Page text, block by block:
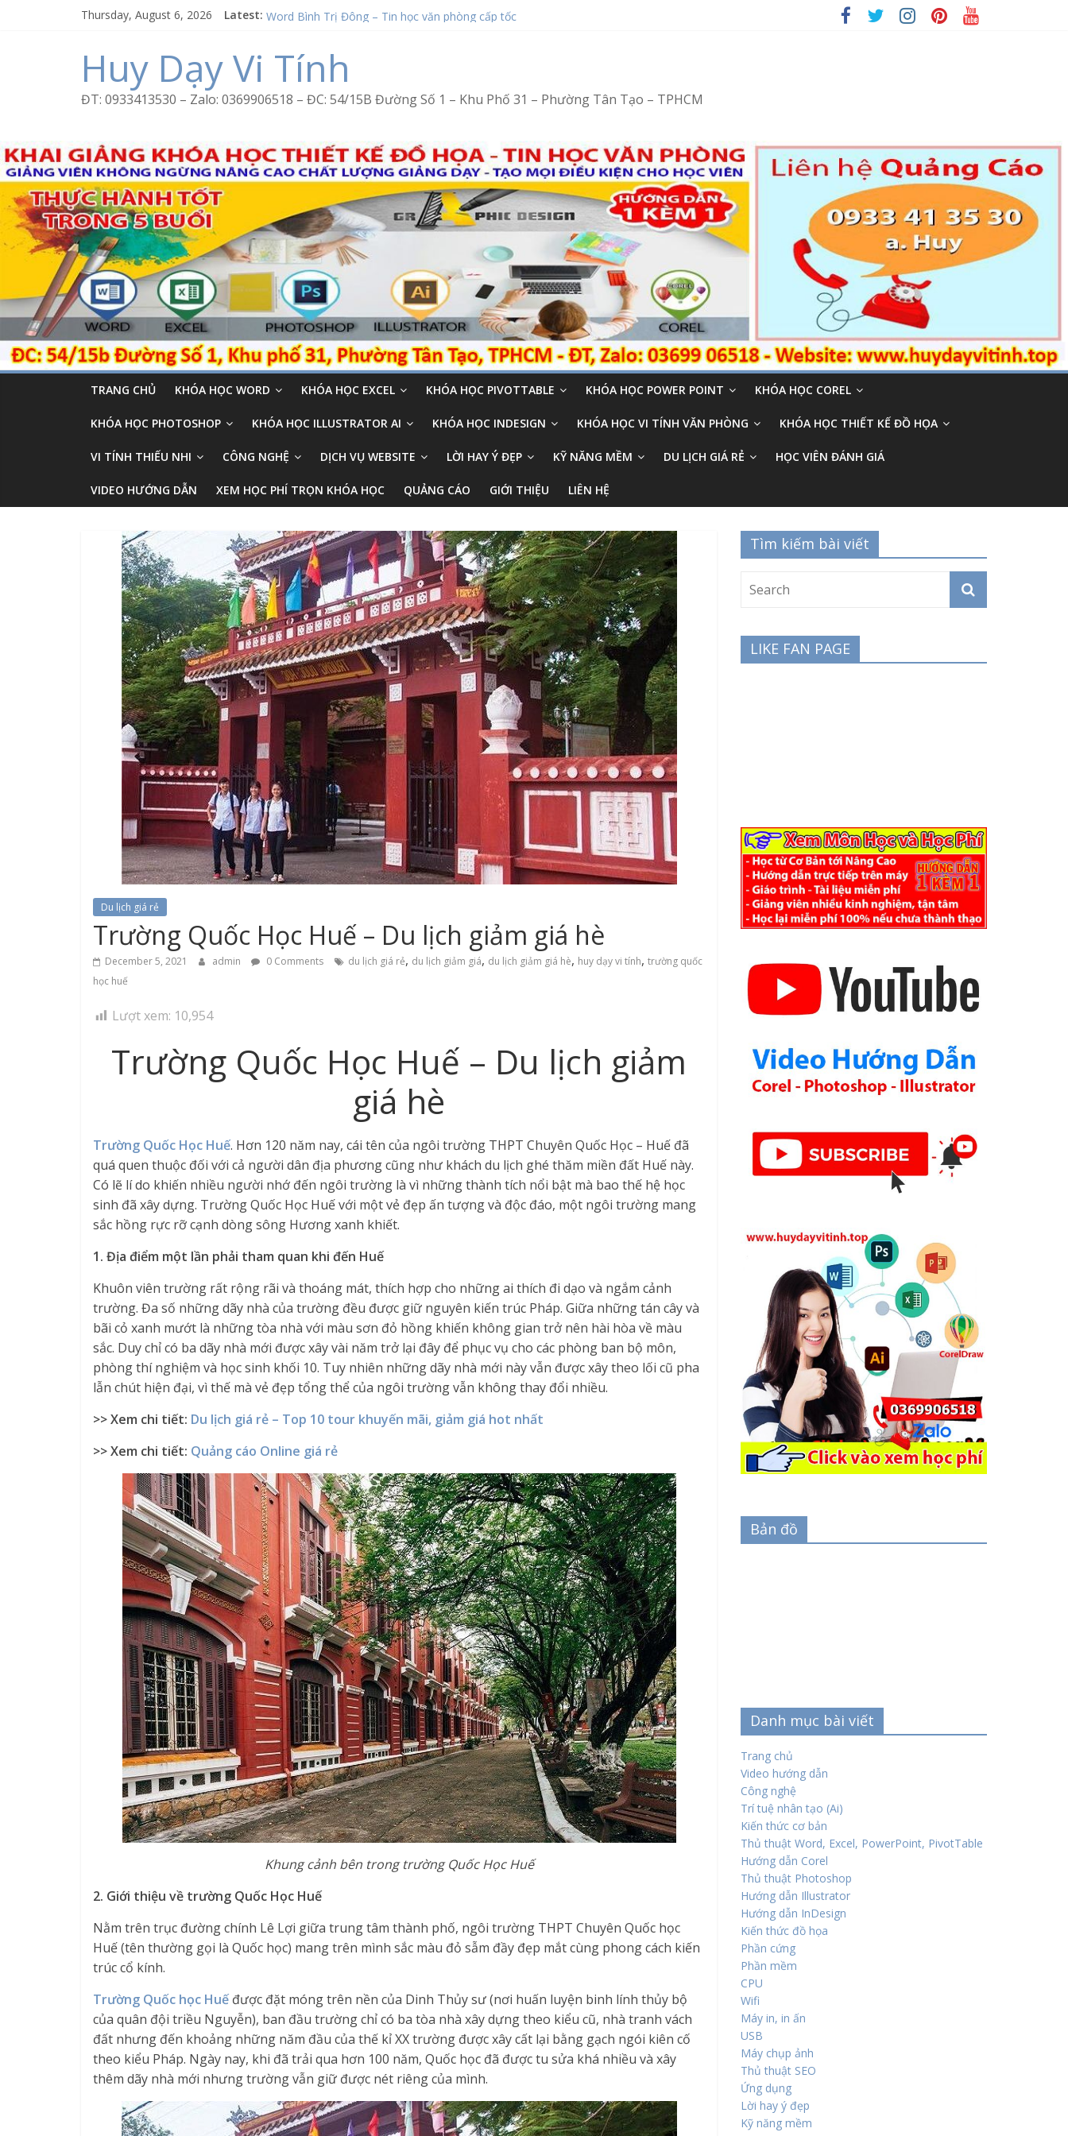
Thursday, August 6, 2026 Latest: Excel Bình Trị Đông – Vi tính văn phòng cấp tốc
Cách tạo USB Boot bằng Ventoy
Khóa học Photoshop tại Tân Tạo
Huy Dạy Vi Tính
ĐT: 0933413530 – Zalo: 0369906518 – ĐC: 54/15B Đường Số 1 – Khu Phố 31 – Phường Tân Tạo – TPHCM
TRANG CHỦ KHÓA HỌC WORD KHÓA HỌC EXCEL KHÓA HỌC PIVOTTABLE KHÓA HỌC POWER POINT KHÓA HỌC COREL
KHÓA HỌC PHOTOSHOP KHÓA HỌC ILLUSTRATOR AI KHÓA HỌC INDESIGN KHÓA HỌC VI TÍNH VĂN PHÒNG KHÓA HỌC THIẾT KẾ ĐỒ HỌA
VI TÍNH THIẾU NHI CÔNG NGHỆ DỊCH VỤ WEBSITE LỜI HAY Ý ĐẸP KỸ NĂNG MỀM DU LỊCH GIÁ RẺ HỌC VIÊN ĐÁNH GIÁ
VIDEO HƯỚNG DẪN XEM HỌC PHÍ TRỌN KHÓA HỌC QUẢNG CÁO GIỚI THIỆU LIÊN HỆ
Du lịch giá rẻ
Trường Quốc Học Huế – Du lịch giảm giá hè
December 5, 2021 admin 0 Comments du lịch giá rẻ, du lịch giảm giá, du lịch giảm giá hè, huy dạy vi tính, trường quốc
học huế
Lượt xem: 10,954
Trường Quốc Học Huế – Du lịch giảm
giá hè
Trường Quốc Học Huế. Hơn 120 năm nay, cái tên của ngôi trường THPT Chuyên Quốc Học – Huế đã
quá quen thuộc đối với cả người dân địa phương cũng như khách du lịch ghé thăm miền đất Huế này.
Có lẽ lí do khiến nhiều người nhớ đến ngôi trường là vì những thành tích nổi bật mà bao thế hệ học
sinh đã xây dựng. Trường Quốc Học Huế với một vẻ đẹp ấn tượng và độc đáo, một ngôi trường mang
sắc hồng rực rỡ cạnh dòng sông Hương xanh khiết.
1. Địa điểm một lần phải tham quan khi đến Huế
Khuôn viên trường rất rộng rãi và thoáng mát, thích hợp cho những ai thích đi dạo và ngắm cảnh
trường. Đa số những dãy nhà của trường đều được giữ nguyên kiến trúc Pháp. Giữa những tán cây và
bãi cỏ xanh mướt là những tòa nhà với màu sơn đỏ hồng khiến không gian trở nên hài hòa về màu
sắc. Duy chỉ có ba dãy nhà mới được xây vài năm trở lại đây để phục vụ cho các phòng ban bộ môn,
phòng thí nghiệm và học sinh khối 10. Tuy nhiên những dãy nhà mới này vẫn được xây theo lối cũ pha
lẫn chút hiện đại, vì thế mà vẻ đẹp tổng thể của ngôi trường vẫn không thay đổi nhiều.
>> Xem chi tiết: Du lịch giá rẻ – Top 10 tour khuyến mãi, giảm giá hot nhất
>> Xem chi tiết: Quảng cáo Online giá rẻ
Khung cảnh bên trong trường Quốc Học Huế
2. Giới thiệu về trường Quốc Học Huế
Nằm trên trục đường chính Lê Lợi giữa trung tâm thành phố, ngôi trường THPT Chuyên Quốc học
Huế (tên thường gọi là Quốc học) mang trên mình sắc màu đỏ sẫm đầy đẹp mắt cùng phong cách kiến
trúc cổ kính.
Trường Quốc học Huế được đặt móng trên nền của Dinh Thủy sư (nơi huấn luyện binh lính thủy bộ
của quân đội triều Nguyễn), ban đầu trường chỉ có ba tòa nhà xây dựng theo kiểu cũ, nhà tranh vách
đất nhưng đến khoảng những năm đầu của thế kỉ XX trường được xây cất lại bằng gạch ngói kiên cố
theo kiểu Pháp. Ngày nay, khi đã trải qua hơn 100 năm, Quốc học đã được tu sửa khá nhiều và xây
thêm dãy nhà mới nhưng trường vẫn giữ được nét riêng của mình.
Tìm kiếm bài viết
LIKE FAN PAGE
Bản đồ
Danh mục bài viết
Trang chủ
Video hướng dẫn
Công nghệ
Trí tuệ nhân tạo (Ai)
Kiến thức cơ bản
Thủ thuật Word, Excel, PowerPoint, PivotTable
Hướng dẫn Corel
Thủ thuật Photoshop
Hướng dẫn Illustrator
Hướng dẫn InDesign
Kiến thức đồ họa
Phần cứng
Phần mềm
CPU
Wifi
Máy in, in ấn
USB
Máy chụp ảnh
Thủ thuật SEO
Ứng dụng
Lời hay ý đẹp
Kỹ năng mềm